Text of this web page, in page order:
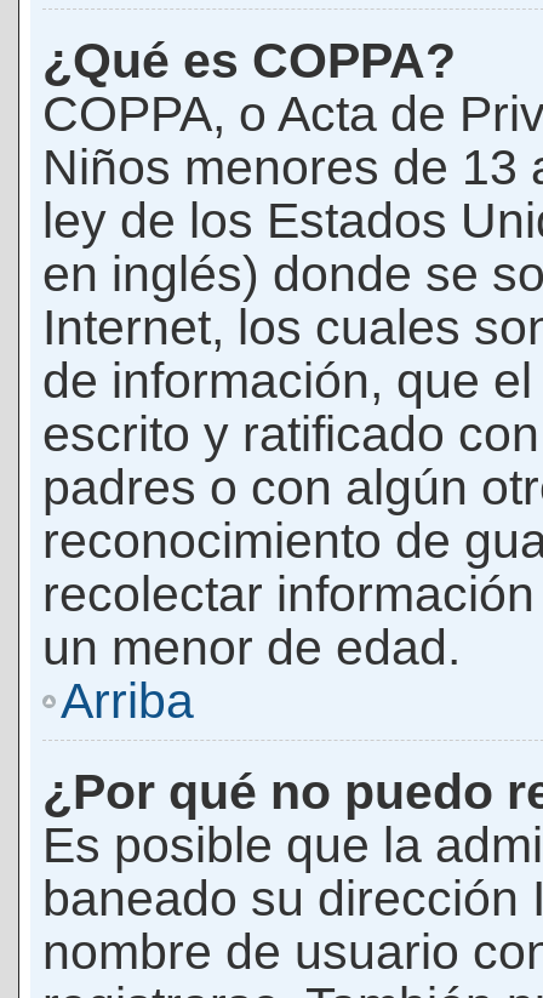
¿Qué es COPPA?
COPPA, o Acta de
Niños menores de 13
ley de los Estados
en inglés) donde se
Internet, los cuales
de información, que
escrito y ratificado
padres o con algún
reconocimiento de
recolectar
un menor de edad.
Arriba
¿Por qué no puedo
Es posible que la
baneado su dirección
nombre de usuario